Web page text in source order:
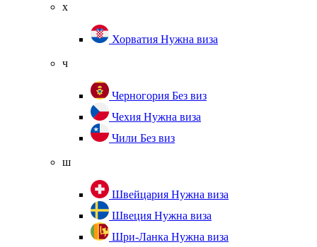
х
Хорватия Нужна виза
ч
Черногория Без виз
Чехия Нужна виза
Чили Без виз
ш
Швейцария Нужна виза
Швеция Нужна виза
Шри-Ланка Нужна виза